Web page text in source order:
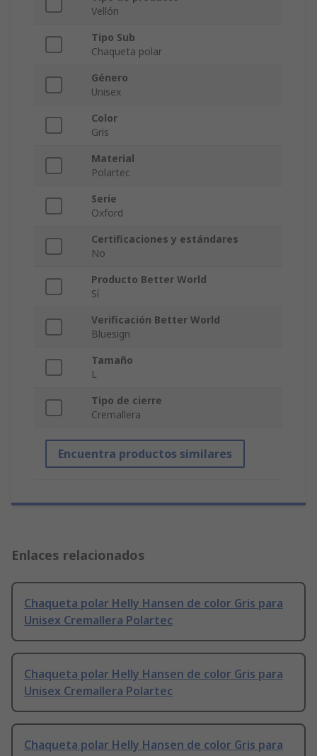
Vellón
Tipo Sub
Chaqueta polar
Género
Unisex
Color
Gris
Material
Polartec
Serie
Oxford
Certificaciones y estándares
No
Producto Better World
Sí
Verificación Better World
Bluesign
Tamaño
L
Tipo de cierre
Cremallera
Encuentra productos similares
Enlaces relacionados
Chaqueta polar Helly Hansen de color Gris para
Unisex Cremallera Polartec
Chaqueta polar Helly Hansen de color Gris para
Unisex Cremallera Polartec
Chaqueta polar Helly Hansen de color Gris para